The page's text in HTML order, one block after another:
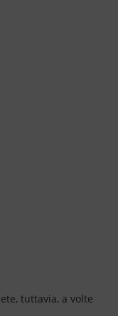
tuttavia, a volte